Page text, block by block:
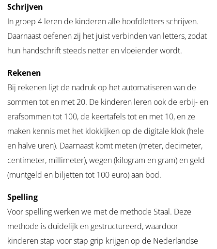
Schrijven
In groep 4 leren de kinderen alle hoofdletters schrijven.
Daarnaast oefenen zij het juist verbinden van letters, zodat
hun handschrift steeds netter en vloeiender wordt.
Rekenen
Bij rekenen ligt de nadruk op het automatiseren van de
sommen tot en met 20. De kinderen leren ook de erbij- en
erafsommen tot 100, de keertafels tot en met 10, en ze
maken kennis met het klokkijken op de digitale klok (hele
en halve uren). Daarnaast komt meten (meter, decimeter,
centimeter, millimeter), wegen (kilogram en gram) en geld
(muntgeld en biljetten tot 100 euro) aan bod.
Spelling
Voor spelling werken we met de methode Staal. Deze
methode is duidelijk en gestructureerd, waardoor
kinderen stap voor stap grip krijgen op de Nederlandse